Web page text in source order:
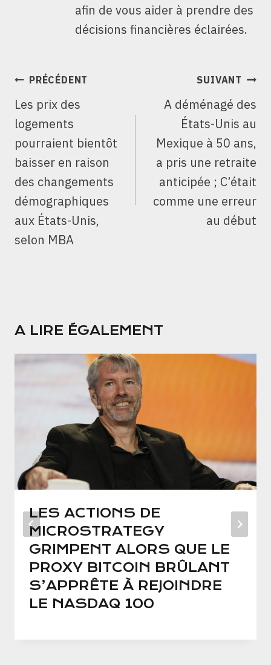
afin de vous aider à prendre des
décisions financières éclairées.
NAVIGATION
L’ARTICLE
PRÉCÉDENT
Les prix des
logements
pourraient bientôt
baisser en raison
des changements
démographiques
aux États-Unis,
selon MBA
SUIVANT
A déménagé des
États-Unis au
Mexique à 50 ans,
a pris une retraite
anticipée ; C’était
comme une erreur
au début
A LIRE ÉGALEMENT
LES ACTIONS DE
MICROSTRATEGY
GRIMPENT ALORS QUE LE
PROXY BITCOIN BRÛLANT
S’APPRÊTE À REJOINDRE
LE NASDAQ 100